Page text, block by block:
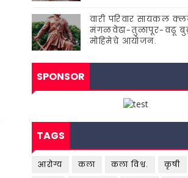
वारी परिवार सायकल
मंगळवेढा-तुळापूर-वढू
मोहिमेचे आयोजन.
SPONSOR
TAGS
आरोग्य कला कला विश्व. कृषी